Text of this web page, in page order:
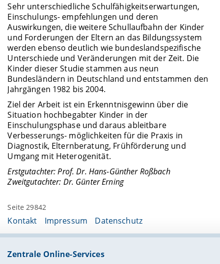
Sehr unterschiedliche Schulfähigkeitserwartungen,
Einschulungs- empfehlungen und deren
Auswirkungen, die weitere Schullaufbahn der Kinder
und Forderungen der Eltern an das Bildungssystem
werden ebenso deutlich wie bundeslandspezifische
Unterschiede und Veränderungen mit der Zeit. Die
Kinder dieser Studie stammen aus neun
Bundesländern in Deutschland und entstammen den
Jahrgängen 1982 bis 2004.
Ziel der Arbeit ist ein Erkenntnisgewinn über die
Situation hochbegabter Kinder in der
Einschulungsphase und daraus ableitbare
Verbesserungs- möglichkeiten für die Praxis in
Diagnostik, Elternberatung, Frühförderung und
Umgang mit Heterogenität.
Erstgutachter: Prof. Dr. Hans-Günther Roßbach
Zweitgutachter: Dr. Günter Erning
Seite 29842
Kontakt Impressum Datenschutz
Zentrale Online-Services